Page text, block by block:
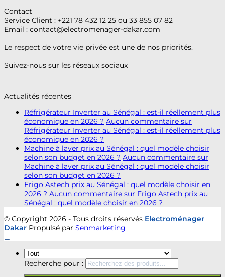
Contact
Service Client : +221 78 432 12 25 ou 33 855 07 82
Email : contact@electromenager-dakar.com
Le respect de votre vie privée est une de nos priorités.
Suivez-nous sur les réseaux sociaux
Actualités récentes
Réfrigérateur Inverter au Sénégal : est-il réellement plus
économique en 2026 ? Aucun commentaire sur
Réfrigérateur Inverter au Sénégal : est-il réellement plus
économique en 2026 ?
Machine à laver prix au Sénégal : quel modèle choisir
selon son budget en 2026 ? Aucun commentaire sur
Machine à laver prix au Sénégal : quel modèle choisir
selon son budget en 2026 ?
Frigo Astech prix au Sénégal : quel modèle choisir en
2026 ? Aucun commentaire sur Frigo Astech prix au
Sénégal : quel modèle choisir en 2026 ?
© Copyright 2026 - Tous droits réservés Electroménager
Dakar Propulsé par Senmarketing
Recherche pour :